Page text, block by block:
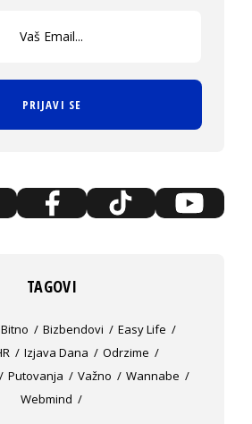
PRIJAVI SE
TAGOVI
Bitno Bizbendovi
Easy Life
Izjava Dana
Odrzime
Putovanja Važno
Wannabe
Webmind